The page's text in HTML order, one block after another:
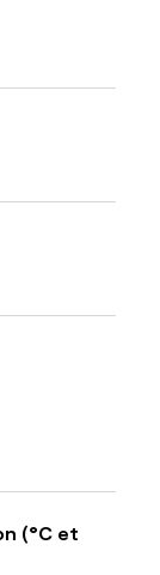
(°C et